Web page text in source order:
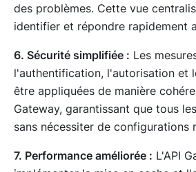
des problèmes. Cette vue
identifier et répondre rapidement
6. Sécurité simplifiée : Les
l'authentification, l'autorisation et
être appliquées de manière
Gateway, garantissant que tous
sans nécessiter de configurations
7. Performance améliorée : L'API